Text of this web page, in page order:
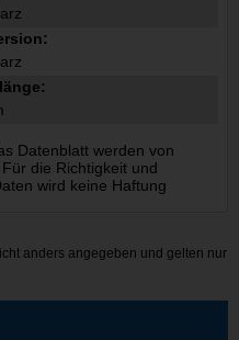
Datenblatt werden von
die Richtigkeit und
wird keine Haftung
anders angegeben und gelten nur